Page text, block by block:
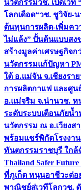
นวัตกรรมวช. เปิดเวที
โลกเดือด“วช. ชูวิจัย-
ต้นทุนการผลิต-เพิ่มคว
ไม่แล้ง” ปั้นต้นแบบสง
สร้างมูลค่าเศรษฐกิจก
นวัตกรรมแก้ปัญหา
ใต้ อ.แม่จัน จ.เชียงราย
การผลิตกาแฟ และศู
อ.แม่จริม จ.น่านวช. ห
ระดับระบบเตือนภัยน้
นวัตกรรม ณ อ.เวียงส
พร้อมแชร์พิกัดโรงงา
ทันตกรรมราชบุรี ใกล้
Thailand Safer
ที่ภูเก็ต หนุนอาชีวะต่อ
พาณิชย์สู่เวทีโลกวช.